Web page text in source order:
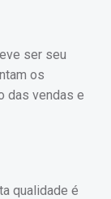
ser seu
os
das vendas e
qualidade é